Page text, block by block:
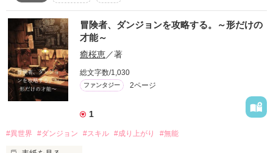
そして、ある日出逢った少年ーディアス。
彼もまたリーファネルと旅をすることで、自分がデュランの生
まれ変わりだと知る。
その時に頭の中に現れたデュランから告げられた言葉は......
シュヴァイツに意識を乗っ取られるようならリーファネルを殺
せ
残酷な言葉に否定しながらも旅を続けていく内、リーファネル
に惹かれている自分に気付く。
作品を読む
冒険者、ダンジョンを攻略する。～形だけの
才能～
癒桜恵／著
総文字数/1,030
ファンタジー 2ページ
1
#異世界 #ダンジョン #スキル #成り上がり #無能